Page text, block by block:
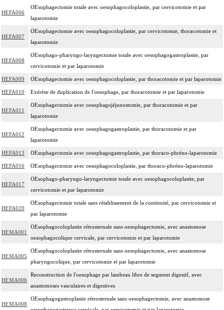
HEFA006
OEsophagectomie totale avec oesophagocoloplastie, par cervicotomie et par
laparotomie
HEFA007
OEsophagectomie avec oesophagocoloplastie, par cervicotomie, thoracotomie et
laparotomie
HEFA008
OEsophago-pharyngo-laryngectomie totale avec oesophagogastroplastie, par
cervicotomie et par laparotomie
HEFA009 OEsophagectomie avec oesophagocoloplastie, par thoracotomie et par laparotomie
HEFA010 Exérèse de duplication de l'oesophage, par thoracotomie et par laparotomie
HEFA011
OEsophagectomie avec oesophagojéjunostomie, par thoracotomie et par
laparotomie
HEFA012
OEsophagectomie avec oesophagogastroplastie, par thoracotomie et par
laparotomie
HEFA013 OEsophagectomie avec oesophagogastroplastie, par thoraco-phréno-laparotomie
HEFA016 OEsophagectomie avec oesophagocoloplastie, par thoraco-phréno-laparotomie
HEFA017
OEsophago-pharyngo-laryngectomie totale avec oesophagocoloplastie, par
cervicotomie et par laparotomie
HEFA020
OEsophagectomie totale sans rétablissement de la continuité, par cervicotomie et
par laparotomie
HEMA001
OEsophagocoloplastie rétrosternale sans oesophagectomie, avec anastomose
oesophagocolique cervicale, par cervicotomie et par laparotomie
HEMA005
OEsophagocoloplastie rétrosternale sans oesophagectomie, avec anastomose
pharyngocolique, par cervicotomie et par laparotomie
HEMA006
Reconstruction de l'oesophage par lambeau libre de segment digestif, avec
anastomoses vasculaires et digestives
HEMA008
OEsophagogastroplastie rétrosternale sans oesophagectomie, avec anastomose